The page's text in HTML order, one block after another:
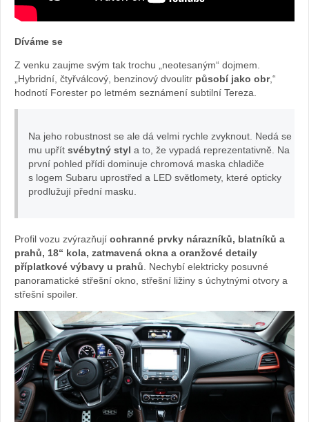
Díváme se
Z venku zaujme svým tak trochu „neotesaným“ dojmem.
„Hybridní, čtyřválcový, benzinový dvoulitr působí jako obr,“
hodnotí Forester po letmém seznámení subtilní Tereza.
Na jeho robustnost se ale dá velmi rychle zvyknout. Nedá se
mu upřít svébytný styl a to, že vypadá reprezentativně. Na
první pohled přídi dominuje chromová maska chladiče
s logem Subaru uprostřed a LED světlomety, které opticky
prodlužují přední masku.
Profil vozu zvýrazňují ochranné prvky nárazníků, blatníků a
prahů, 18“ kola, zatmavená okna a oranžové detaily
příplatkové výbavy u prahů. Nechybí elektricky posuvné
panoramatické střešní okno, střešní ližiny s úchytnými otvory a
střešní spoiler.